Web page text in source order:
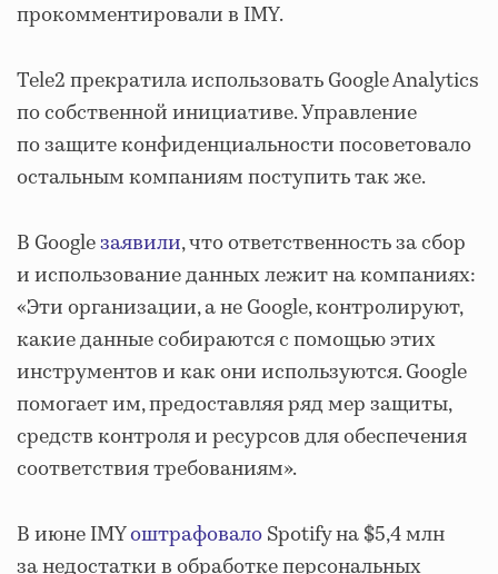
прокомментировали в IMY.
Tele2 прекратила использовать Google Analytics
по собственной инициативе. Управление
по защите конфиденциальности посоветовало
остальным компаниям поступить так же.
В Googleзаявили, что ответственность за сбор
и использование данных лежит на компаниях:
«Эти организации, а не Google, контролируют,
какие данные собираются с помощью этих
инструментов и как они используются. Google
помогает им, предоставляя ряд мер защиты,
средств контроля и ресурсов для обеспечения
соответствия требованиям».
В июне IMYоштрафовалоSpotify на $5,4 млн
за недостатки в обработке персональных